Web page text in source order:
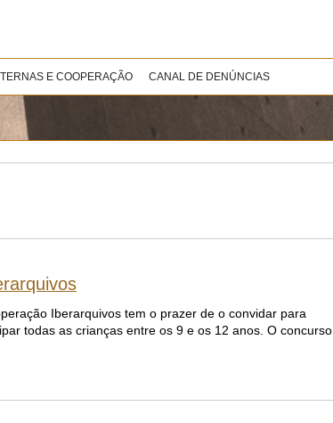
E COOPERAÇÃO CANAL DE DENÚNCIAS
Iberarquivos tem o prazer de o convidar para
todas as crianças entre os 9 e os 12 anos. O concurso